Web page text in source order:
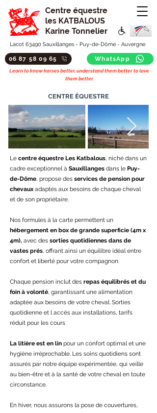
Centre équestre
les KATBALOUS
Karine Tonnelier
Lacot 63490 Sauxillanges - Puy-de-Dôme - Auvergne
06 87 58 09 65 WhatsApp
Learn to know horses better, understand them better to love
them better.
CENTRE ÉQUESTRE
Le centre équestre Les Katbalous, niché dans un
cadre exceptionnel à Sauxillanges dans le Puy-
de-Dôme, propose des services de pension pour
chevaux adaptés aux besoins de chaque cheval
et de son propriétaire.
Nos formules à la carte permettent un
hébergement en box de grande superficie (4m x
4m), avec des sorties quotidiennes dans de
vastes prés, offrant ainsi un équilibre idéal entre
confort et liberté pour votre compagnon.
Chaque pension inclut des repas équilibrés et du
foin à volonté, garantissant une alimentation
adaptée aux besoins de votre cheval. Sorties
quotidienne et l accès aux installations, tarifs
réduit pour les cours
La litière est en lin pour un confort optimal et une
hygiène irréprochable. Les soins quotidiens sont
assurés par notre équipe expérimentée, qui veille
au bien-être et à la santé de votre cheval en toute
circonstance.
En hiver, nous assurons la pose de couvertures,